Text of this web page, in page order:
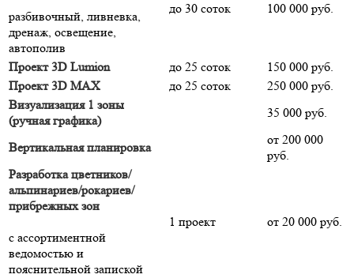
разбивочный, ливневка,
дренаж, освещение,
автополив
до 30 соток 100 000 руб.
Проект 3D Lumion до 25 соток
150 000 руб.
Проект 3D MAX
до 25 соток
250 000 руб.
Визуализация 1 зоны
(ручная графика)
35 000 руб.
Вертикальная планировка
от 200 000
руб.
Разработка цветников/
альпинариев/рокариев/
прибрежных зон
с ассортиментной
ведомостью и
пояснительной запиской
1 проект от 20 000 руб.